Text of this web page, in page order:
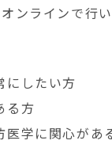
ンラインで行
にしたい方
る方
医学に関心があ